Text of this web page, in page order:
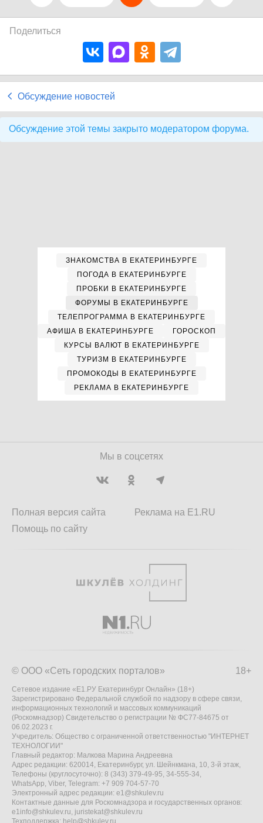
Поделиться
Обсуждение новостей
Обсуждение этой темы закрыто модератором форума.
ЗНАКОМСТВА В ЕКАТЕРИНБУРГЕ
ПОГОДА В ЕКАТЕРИНБУРГЕ
ПРОБКИ В ЕКАТЕРИНБУРГЕ
ФОРУМЫ В ЕКАТЕРИНБУРГЕ
ТЕЛЕПРОГРАММА В ЕКАТЕРИНБУРГЕ
АФИША В ЕКАТЕРИНБУРГЕ
ГОРОСКОП
КУРСЫ ВАЛЮТ В ЕКАТЕРИНБУРГЕ
ТУРИЗМ В ЕКАТЕРИНБУРГЕ
ПРОМОКОДЫ В ЕКАТЕРИНБУРГЕ
РЕКЛАМА В ЕКАТЕРИНБУРГЕ
Мы в соцсетях
Полная версия сайта
Помощь по сайту
Реклама на E1.RU
18+
© ООО «Сеть городских порталов»
Сетевое издание «Е1.РУ Екатеринбург Онлайн» (18+)
Зарегистрировано Федеральной службой по надзору в сфере связи,
информационных технологий и массовых коммуникаций
(Роскомнадзор) Свидетельство о регистрации № ФС77-84675 от
06.02.2023 г.
Учредитель: Общество с ограниченной ответственностью "ИНТЕРНЕТ
ТЕХНОЛОГИИ"
Главный редактор: Малкова Марина Андреевна
Адрес редакции: 620014, Екатеринбург, ул. Шейнкмана, 10, 3-й этаж,
Телефоны (круглосуточно): 8 (343) 379-49-95, 34-555-34,
WhatsApp, Viber, Telegram: +7 909 704-57-70
Электронный адрес редакции: e1@shkulev.ru
Контактные данные для Роскомнадзора и государственных органов:
e1info@shkulev.ru, juristekat@shkulev.ru
Техподдержка: help@shkulev.ru